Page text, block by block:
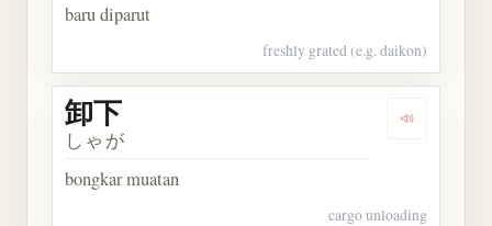
baru diparut
freshly grated (e.g. daikon)
Dengarkan
卸下
しゃが
bongkar muatan
cargo unloading